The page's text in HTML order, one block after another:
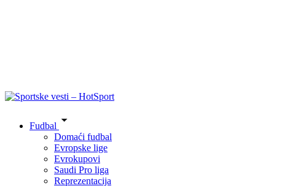
Fudbal
Domaći fudbal
Evropske lige
Evrokupovi
Saudi Pro liga
Reprezentacija